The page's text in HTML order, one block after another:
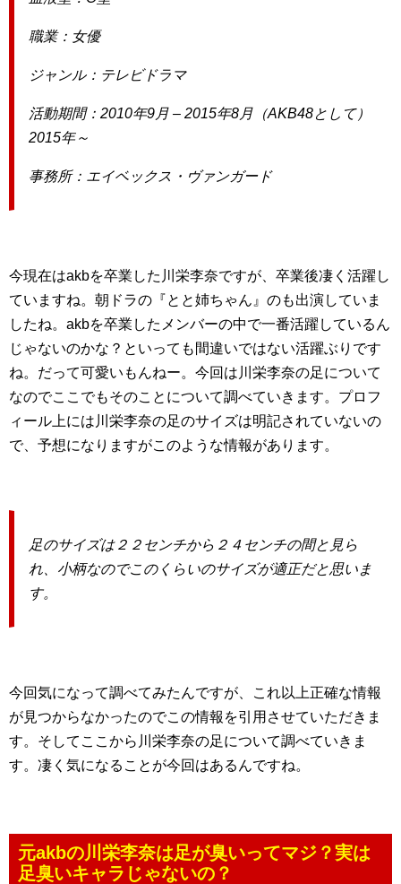
職業：女優
ジャンル：テレビドラマ
活動期間：2010年9月 – 2015年8月（AKB48として）
2015年～
事務所：エイベックス・ヴァンガード
今現在はakbを卒業した川栄李奈ですが、卒業後凄く活躍し
ていますね。朝ドラの『とと姉ちゃん』のも出演していま
したね。akbを卒業したメンバーの中で一番活躍しているん
じゃないのかな？といっても間違いではない活躍ぶりです
ね。だって可愛いもんねー。今回は川栄李奈の足について
なのでここでもそのことについて調べていきます。プロフ
ィール上には川栄李奈の足のサイズは明記されていないの
で、予想になりますがこのような情報があります。
足のサイズは２２センチから２４センチの間と見ら
れ、小柄なのでこのくらいのサイズが適正だと思いま
す。
今回気になって調べてみたんですが、これ以上正確な情報
が見つからなかったのでこの情報を引用させていただきま
す。そしてここから川栄李奈の足について調べていきま
す。凄く気になることが今回はあるんですね。
元akbの川栄李奈は足が臭いってマジ？実は
足臭いキャラじゃないの？